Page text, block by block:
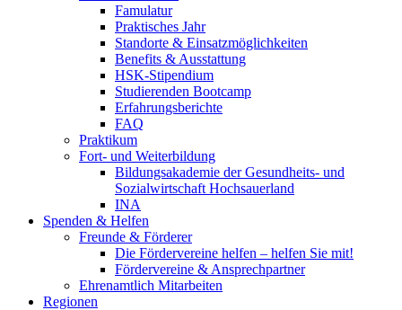
Famulatur
Praktisches Jahr
Standorte & Einsatzmöglichkeiten
Benefits & Ausstattung
HSK-Stipendium
Studierenden Bootcamp
Erfahrungsberichte
FAQ
Praktikum
Fort- und Weiterbildung
Bildungsakademie der Gesundheits- und
Sozialwirtschaft Hochsauerland
INA
Spenden & Helfen
Freunde & Förderer
Die Fördervereine helfen – helfen Sie mit!
Fördervereine & Ansprechpartner
Ehrenamtlich Mitarbeiten
Regionen